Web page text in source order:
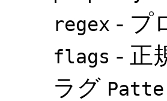
regex - プ
flags - 正
ラグ